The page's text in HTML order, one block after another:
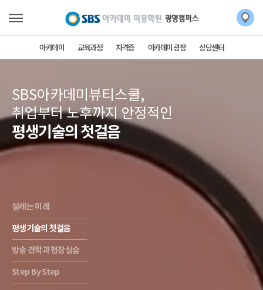
아카데미 교육과정 자격증 아카데미 광장 상담센터
SBS아카데미뷰티스쿨,
취업부터 노후까지 안정적인
평생기술의 첫걸음
설레는 미래
평생기술의 첫걸음
방송 견학과 현장실습
Step By Step